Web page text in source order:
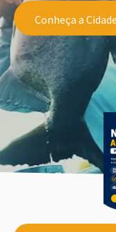
Conheça a Cidade